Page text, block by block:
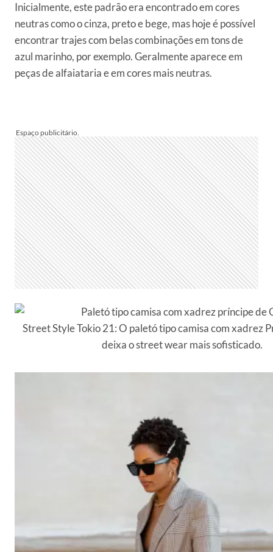
Inicialmente, este padrão era encontrado em cores
neutras como o cinza, preto e bege, mas hoje é possível
encontrar trajes com belas combinações em tons de
azul marinho, por exemplo. Geralmente aparece em
peças de alfaiataria e em cores mais neutras.
Street Style Tokio 21: O paletó tipo camisa com xadrez
deixa o street wear mais sofisticado.